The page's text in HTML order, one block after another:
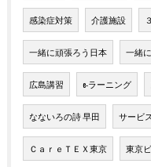
感染症対策 介護施設
一緒に頑張ろう日本 一緒
広島講習 e-ラーニング
なないろの詩 早田 サービ
ＣａｒｅＴＥＸ東京 東京